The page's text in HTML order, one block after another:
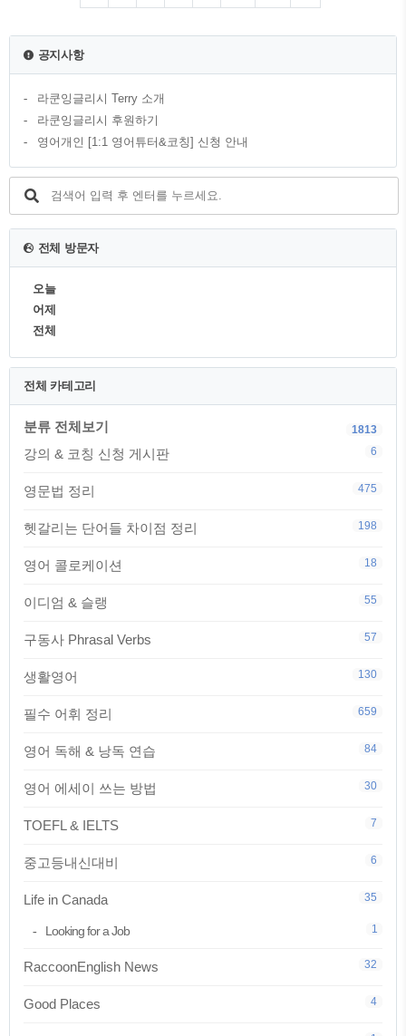
언을 통해서 꿈을 이루시기 바라면서 오늘 블
다. shed a few pounds - 체중을 줄이다
Informal 한 상황에 많이 쓰는 표현입니다. get
in better shape - 몸을 만들다 get bac..
공지사항
라쿤잉글리시 Terry 소개
라쿤잉글리시 후원하기
영어개인 [1:1 영어튜터&코칭] 신청 안내
전체 방문자
오늘
어제
전체
전체 카테고리
분류 전체보기 1813
강의 & 코칭 신청 게시판 6
영문법 정리 475
헷갈리는 단어들 차이점 정리 198
영어 콜로케이션 18
이디엄 & 슬랭 55
구동사 Phrasal Verbs 57
생활영어 130
필수 어휘 정리 659
영어 독해 & 낭독 연습 84
영어 에세이 쓰는 방법 30
TOEFL & IELTS 7
중고등내신대비 6
Life in Canada 35
Looking for a Job 1
RaccoonEnglish News 32
Good Places 4